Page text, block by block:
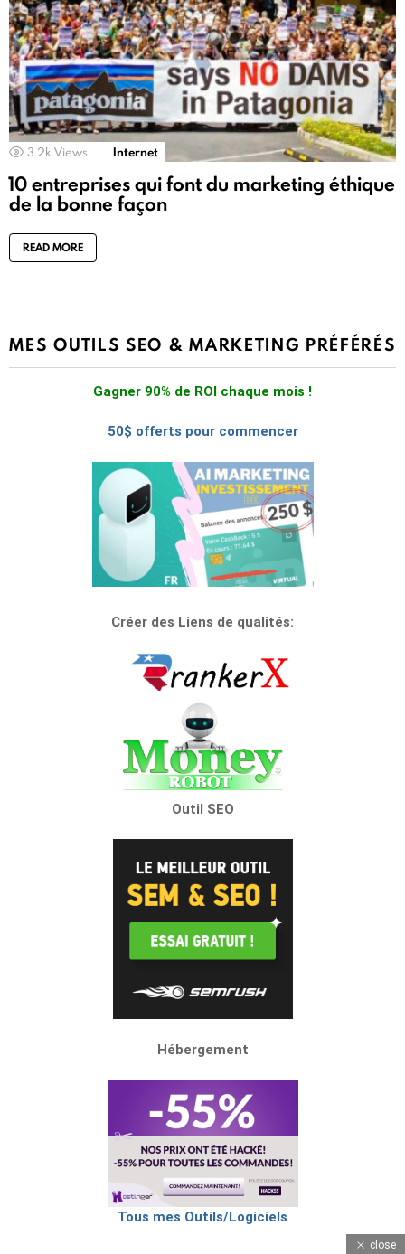
3.2k Views Internet
10 entreprises qui font du marketing éthique
de la bonne façon
READ MORE
MES OUTILS SEO & MARKETING PRÉFÉRÉS
Gagner 90% de ROI chaque mois !
50$ offerts pour commencer
Créer des Liens de qualités:
Outil SEO
Hébergement
Tous mes Outils/Logiciels
close